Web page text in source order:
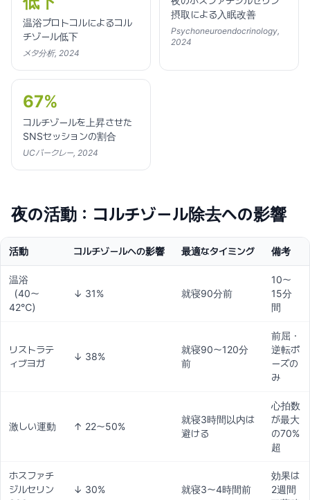
温浴プロトコルによるコル
チゾール低下
メタ分析, 2024
摂取による入眠改善
Psychoneuroendocrinology,
2024
67%
コルチゾールを上昇させた
SNSセッションの割合
UCバークレー, 2024
夜の活動：コルチゾール除去への影響
活動 コルチゾールへの影響 最適なタイミング 備考
温浴
（40〜
42℃）
↓ 31% 就寝90分前
10〜
15分
間
リストラテ
ィブヨガ
↓ 38%
就寝90〜120分
前
前屈・
逆転ポ
ーズの
み
激しい運動 ↑ 22〜50%
就寝3時間以内は
避ける
心拍数
が最大
の70%
超
ホスファチ
ジルセリン
↓ 30% 就寝3〜4時間前
効果は
2週間